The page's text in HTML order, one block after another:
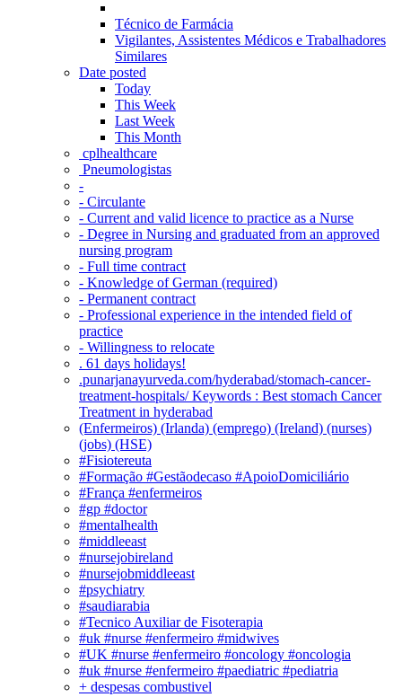
Técnico de Farmácia
Vigilantes, Assistentes Médicos e Trabalhadores
Similares
Date posted
Today
This Week
Last Week
This Month
‎ cplhealthcare‬
Pneumologistas
-
- Circulante
- Current and valid licence to practice as a Nurse
- Degree in Nursing and graduated from an approved
nursing program
- Full time contract
- Knowledge of German (required)
- Permanent contract
- Professional experience in the intended field of
practice
- Willingness to relocate
. 61 days holidays!
.punarjanayurveda.com/hyderabad/stomach-cancer-
treatment-hospitals/ Keywords : Best stomach Cancer
Treatment in hyderabad
(Enfermeiros) (Irlanda) (emprego) (Ireland) (nurses)
(jobs) (HSE)
#Fisiotereuta
#Formação #Gestãodecaso #ApoioDomiciliário
#França #enfermeiros
#gp #doctor
#mentalhealth
#middleeast
#nursejobireland
#nursejobmiddleeast
#psychiatry
#saudiarabia
#Tecnico Auxiliar de Fisoterapia
#uk #nurse #enfermeiro #midwives
#UK #nurse #enfermeiro #oncology #oncologia
#uk #nurse #enfermeiro #paediatric #pediatria
+ despesas combustivel